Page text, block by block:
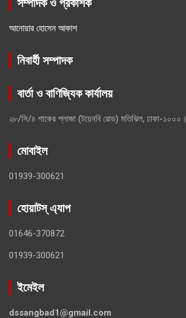
সম্পাদক ও প্রকাশক
আনোয়ার হোসেন আকাশ
নিবার্হী সম্পাদক
বার্তা ও বাণিজ্যিক কার্যালয়
২৮/সি/৪ শাকের প্লাজা (টয়েনবি রোড) মতিঝিল, ঢাকা-১০০০।
মোবাইল
01939-300621
হোয়াটস্ এ্যাপ
01646-370872
01939-300621
ইমেইল
dssangbad1@gmail.com